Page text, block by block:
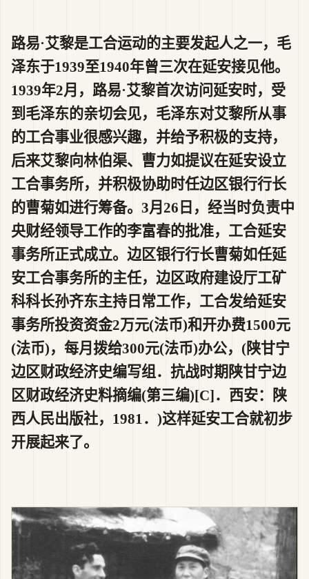
路易·艾黎是工合运动的主要发起人之一，毛
泽东于1939至1940年曾三次在延安接见他。
1939年2月，路易·艾黎首次访问延安时，受
到毛泽东的亲切会见，毛泽东对艾黎所从事
的工合事业很感兴趣，并给予积极的支持，
后来艾黎向林伯渠、曹力如提议在延安设立
工合事务所，并积极协助时任边区银行行长
的曹菊如进行筹备。3月26日，经当时负责中
央财经领导工作的李富春的批准，工合延安
事务所正式成立。边区银行行长曹菊如任延
安工合事务所的主任，边区政府建设厅工矿
科科长孙齐东主持日常工作，工合发给延安
事务所投资资金2万元(法币)和开办费1500元
(法币)，每月拨给300元(法币)办公，(陕甘宁
边区财政经济史编写组．抗战时期陕甘宁边
区财政经济史料摘编(第三编)[C]．西安：陕
西人民出版社，1981．)这样延安工合就初步
开展起来了。